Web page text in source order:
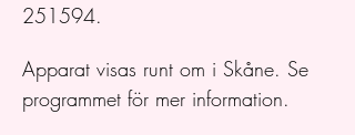
251594.
Apparat visas runt om i Skåne. Se
programmet för mer information.